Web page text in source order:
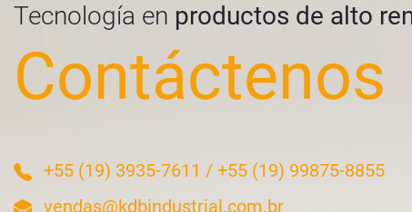
Tecnología en productos de alto
Contáctenos
+55 (19) 3935-7611 / +55 (19) 99875-8855
vendas@kdbindustrial.com.br